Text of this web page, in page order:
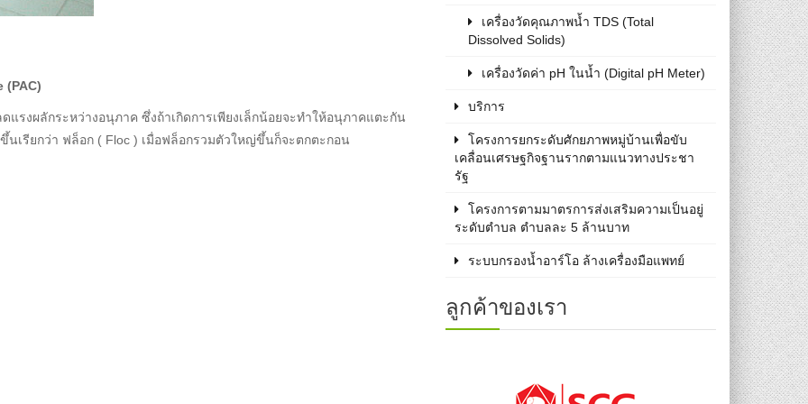
(PAC)
แรงผลักระหว่างอนุภาค ซึ่งถ้าเกิดการเพียงเล็กน้อยจะทำให้อนุภาคแตะกัน
เรียกว่า ฟล็อก ( Floc ) เมื่อฟล็อกรวมตัวใหญ่ขึ้นก็จะตกตะกอน
เครื่องวัดคุณภาพน้ำ TDS (Total
Dissolved Solids)
เครื่องวัดค่า pH ในน้ำ (Digital pH Meter)
บริการ
โครงการยกระดับศักยภาพหมู่บ้านเพื่อขับ
เคลื่อนเศรษฐกิจฐานรากตามแนวทางประชา
รัฐ
โครงการตามมาตรการส่งเสริมความเป็นอยู่
ระดับตำบล ตำบลละ 5 ล้านบาท
ระบบกรองน้ำอาร์โอ ล้างเครื่องมือแพทย์
ลูกค้าของเรา